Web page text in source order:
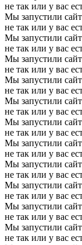
не так или у вас
Мы запустили
не так или у вас
Мы запустили
не так или у вас
Мы запустили
не так или у вас
Мы запустили
не так или у вас
Мы запустили
не так или у вас
Мы запустили
не так или у вас
Мы запустили
не так или у вас
Мы запустили
не так или у вас
Мы запустили
не так или у вас
Мы запустили
не так или у вас
Мы запустили
не так или у вас